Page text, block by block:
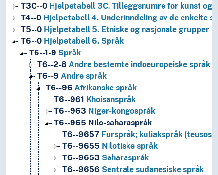
T3C--0 Hjelpetabell 3C. Tilleggsnumre for kunst og
T4--0 Hjelpetabell 4. Underinndeling av de enkelte
T5--0 Hjelpetabell 5. Etniske og nasjonale grupper
T6--0 Hjelpetabell 6. Språk
T6--1-9 Språk
T6--2-8 Andre bestemte indoeuropeiske språk
T6--9 Andre språk
T6--96 Afrikanske språk
T6--961 Khoisanspråk
T6--963 Niger-kongospråk
T6--965 Nilo-saharaspråk
T6--9657 Furspråk; kuliakspråk
T6--9655 Nilotiske språk
T6--9653 Saharaspråk
T6--9656 Sentrale sudanesiske språk